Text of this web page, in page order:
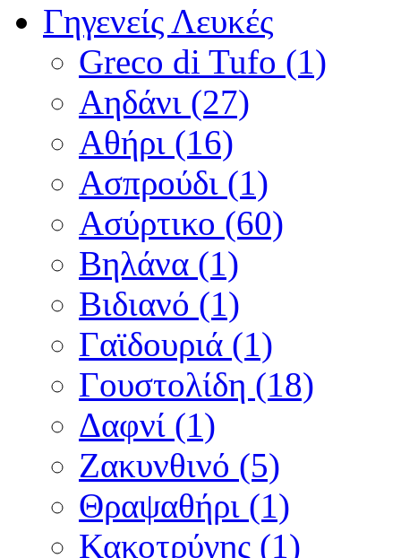
Γηγενείς Λευκές
Greco di Tufo (1)
Αηδάνι (27)
Αθήρι (16)
Ασπρούδι (1)
Ασύρτικο (60)
Βηλάνα (1)
Βιδιανό (1)
Γαϊδουριά (1)
Γουστολίδη (18)
Δαφνί (1)
Ζακυνθινό (5)
Θραψαθήρι (1)
Κακοτρύγης (1)